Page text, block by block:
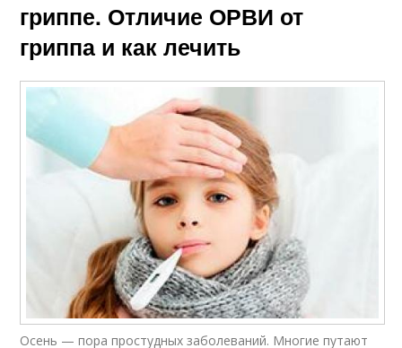
гриппе. Отличие ОРВИ от
гриппа и как лечить
Осень — пора простудных заболеваний. Многие путают